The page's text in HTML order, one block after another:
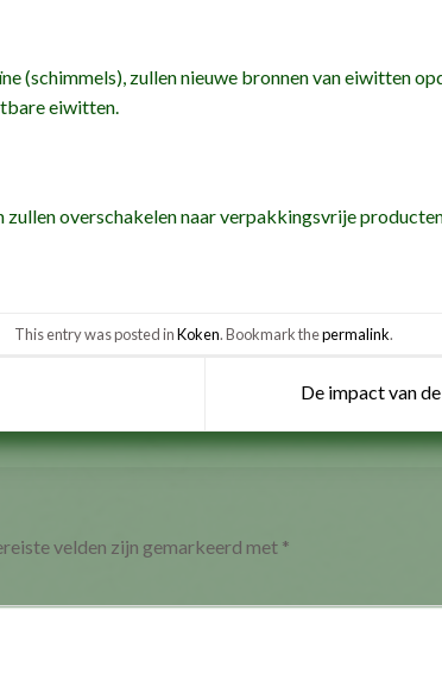
(schimmels), zullen nieuwe bronnen van eiwitten
eiwitten.
zullen overschakelen naar verpakkingsvrije
This entry was posted inKoken. Bookmark thepermalink.
De impact van
velden zijn gemarkeerd met *